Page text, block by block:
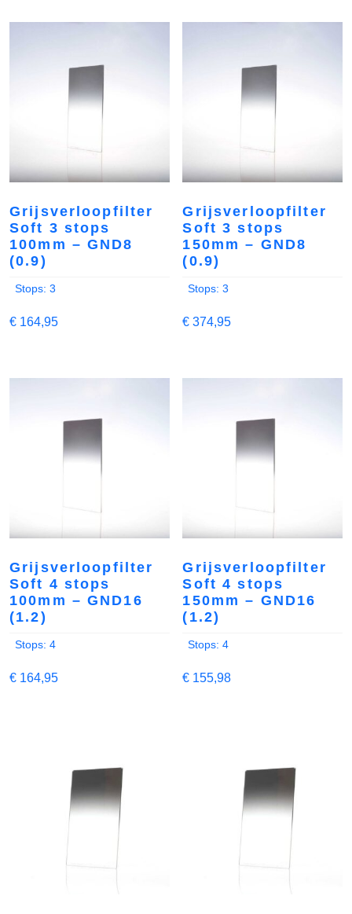
Grijsverloopfilter
Soft 3 stops
100mm – GND8
(0.9)
Stops: 3
€ 164,95
Grijsverloopfilter
Soft 3 stops
150mm – GND8
(0.9)
Stops: 3
€ 374,95
Grijsverloopfilter
Soft 4 stops
100mm – GND16
(1.2)
Stops: 4
€ 164,95
Grijsverloopfilter
Soft 4 stops
150mm – GND16
(1.2)
Stops: 4
€ 155,98